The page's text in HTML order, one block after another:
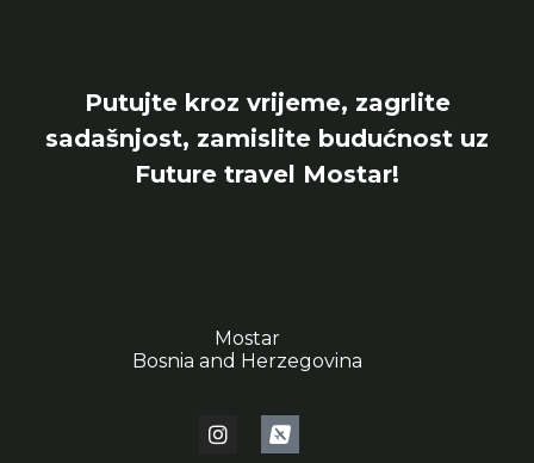
Putujte kroz vrijeme, zagrlite
sadašnjost, zamislite budućnost uz
Future travel Mostar!
Mostar
Bosnia and Herzegovina